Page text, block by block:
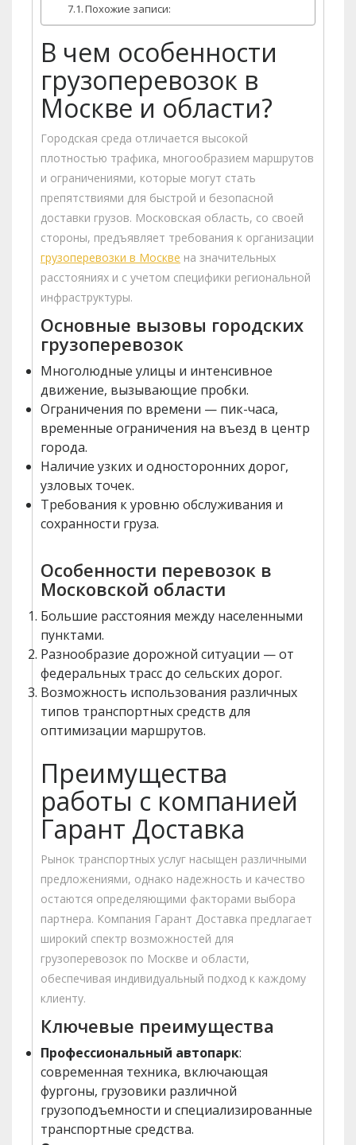
Похожие записи:
В чем особенности
грузоперевозок в
Москве и области?
Городская среда отличается высокой
плотностью трафика, многообразием маршрутов
и ограничениями, которые могут стать
препятствиями для быстрой и безопасной
доставки грузов. Московская область, со своей
стороны, предъявляет требования к организации
грузоперевозки в Москве на значительных
расстояниях и с учетом специфики региональной
инфраструктуры.
Основные вызовы городских
грузоперевозок
Многолюдные улицы и интенсивное
движение, вызывающие пробки.
Ограничения по времени — пик-часа,
временные ограничения на въезд в центр
города.
Наличие узких и односторонних дорог,
узловых точек.
Требования к уровню обслуживания и
сохранности груза.
Особенности перевозок в
Московской области
Большие расстояния между населенными
пунктами.
Разнообразие дорожной ситуации — от
федеральных трасс до сельских дорог.
Возможность использования различных
типов транспортных средств для
оптимизации маршрутов.
Преимущества
работы с компанией
Гарант Доставка
Рынок транспортных услуг насыщен различными
предложениями, однако надежность и качество
остаются определяющими факторами выбора
партнера. Компания Гарант Доставка предлагает
широкий спектр возможностей для
грузоперевозок по Москве и области,
обеспечивая индивидуальный подход к каждому
клиенту.
Ключевые преимущества
Профессиональный автопарк:
современная техника, включающая
фургоны, грузовики различной
грузоподъемности и специализированные
транспортные средства.